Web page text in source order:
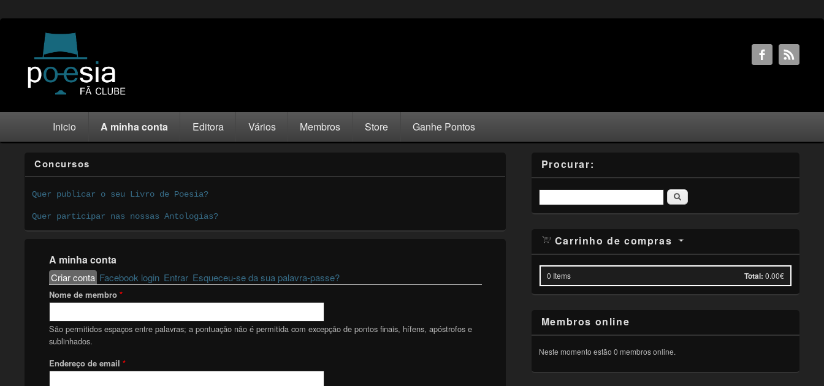
Inicio A minha conta Editora Vários Membros Store Ganhe Pontos
Concursos
Quer publicar o seu Livro de Poesia?
Quer participar nas nossas Antologias?
A minha conta
Primary tabs
Criar conta(active tab)
Facebook login Entrar Esqueceu-se da sua palavra-passe?
Nome de membro *
São permitidos espaços entre palavras; a pontuação não é permitida com excepção de pontos finais, hífens, apóstrofos e
sublinhados.
Endereço de email *
Procurar:
Pesquisar
Carrinho de compras
0 Items Total: 0.00€
Membros online
Neste momento estão 0 membros online.